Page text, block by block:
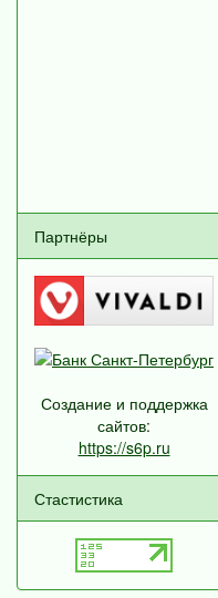
Партнёры
Создание и поддержка
сайтов:
https://s6p.ru
Стастистика